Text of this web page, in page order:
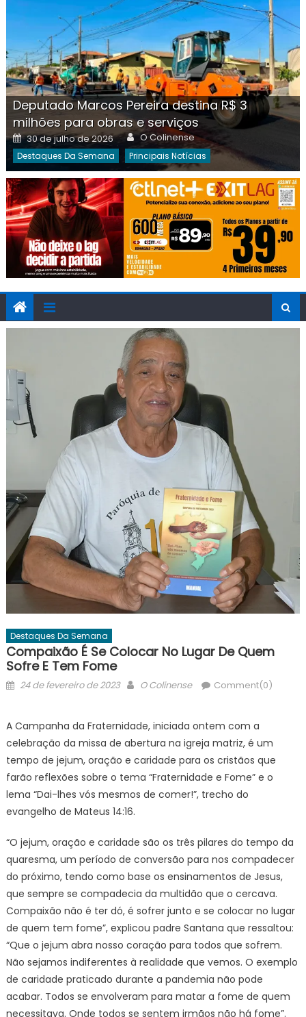
Deputado Marcos Pereira destina R$ 3
milhões para obras e serviços
Posted
on
30 de julho de 2026 Author
O Colinense
Destaques Da Semana Principais Notícias
Destaques Da Semana
Compaixão É Se Colocar No Lugar De Quem
Sofre E Tem Fome
Posted
24 de fevereiro de 2023 Author
O Colinense Comment(0)
A Campanha da Fraternidade, iniciada ontem com a
celebração da missa de abertura na igreja matriz, é um
tempo de jejum, oração e caridade para os cristãos que
farão reflexões sobre o tema “Fraternidade e Fome” e o
lema “Dai-lhes vós mesmos de comer!”, trecho do
evangelho de Mateus 14:16.
“O jejum, oração e caridade são os três pilares do tempo da
quaresma, um período de conversão para nos compadecer
do próximo, tendo como base os ensinamentos de Jesus,
que sempre se compadecia da multidão que o cercava.
Compaixão não é ter dó, é sofrer junto e se colocar no lugar
de quem tem fome”, explicou padre Santana que ressaltou:
“Que o jejum abra nosso coração para todos que sofrem.
Não sejamos indiferentes à realidade que vemos. O exemplo
de caridade praticado durante a pandemia não pode
acabar. Todos se envolveram para matar a fome de quem
necessitava. Onde todos se sentem irmãos não há fome”.